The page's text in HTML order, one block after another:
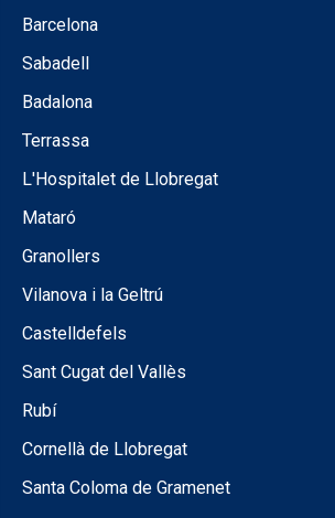
Barcelona
Sabadell
Badalona
Terrassa
L'Hospitalet de Llobregat
Mataró
Granollers
Vilanova i la Geltrú
Castelldefels
Sant Cugat del Vallès
Rubí
Cornellà de Llobregat
Santa Coloma de Gramenet